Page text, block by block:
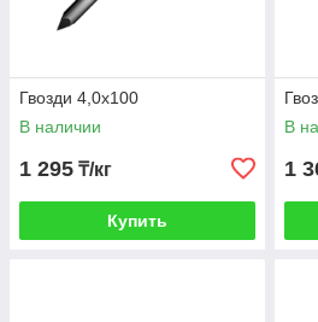
Гвозди 4,0х100
В наличии
1 295 ₸/кг
Купить
В
1